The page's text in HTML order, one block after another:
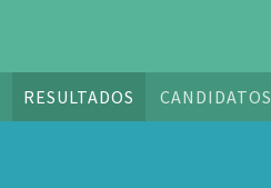
RESULTADOS CANDIDATOS